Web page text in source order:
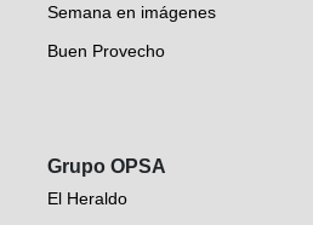
Semana en imágenes
Buen Provecho
Grupo OPSA
El Heraldo